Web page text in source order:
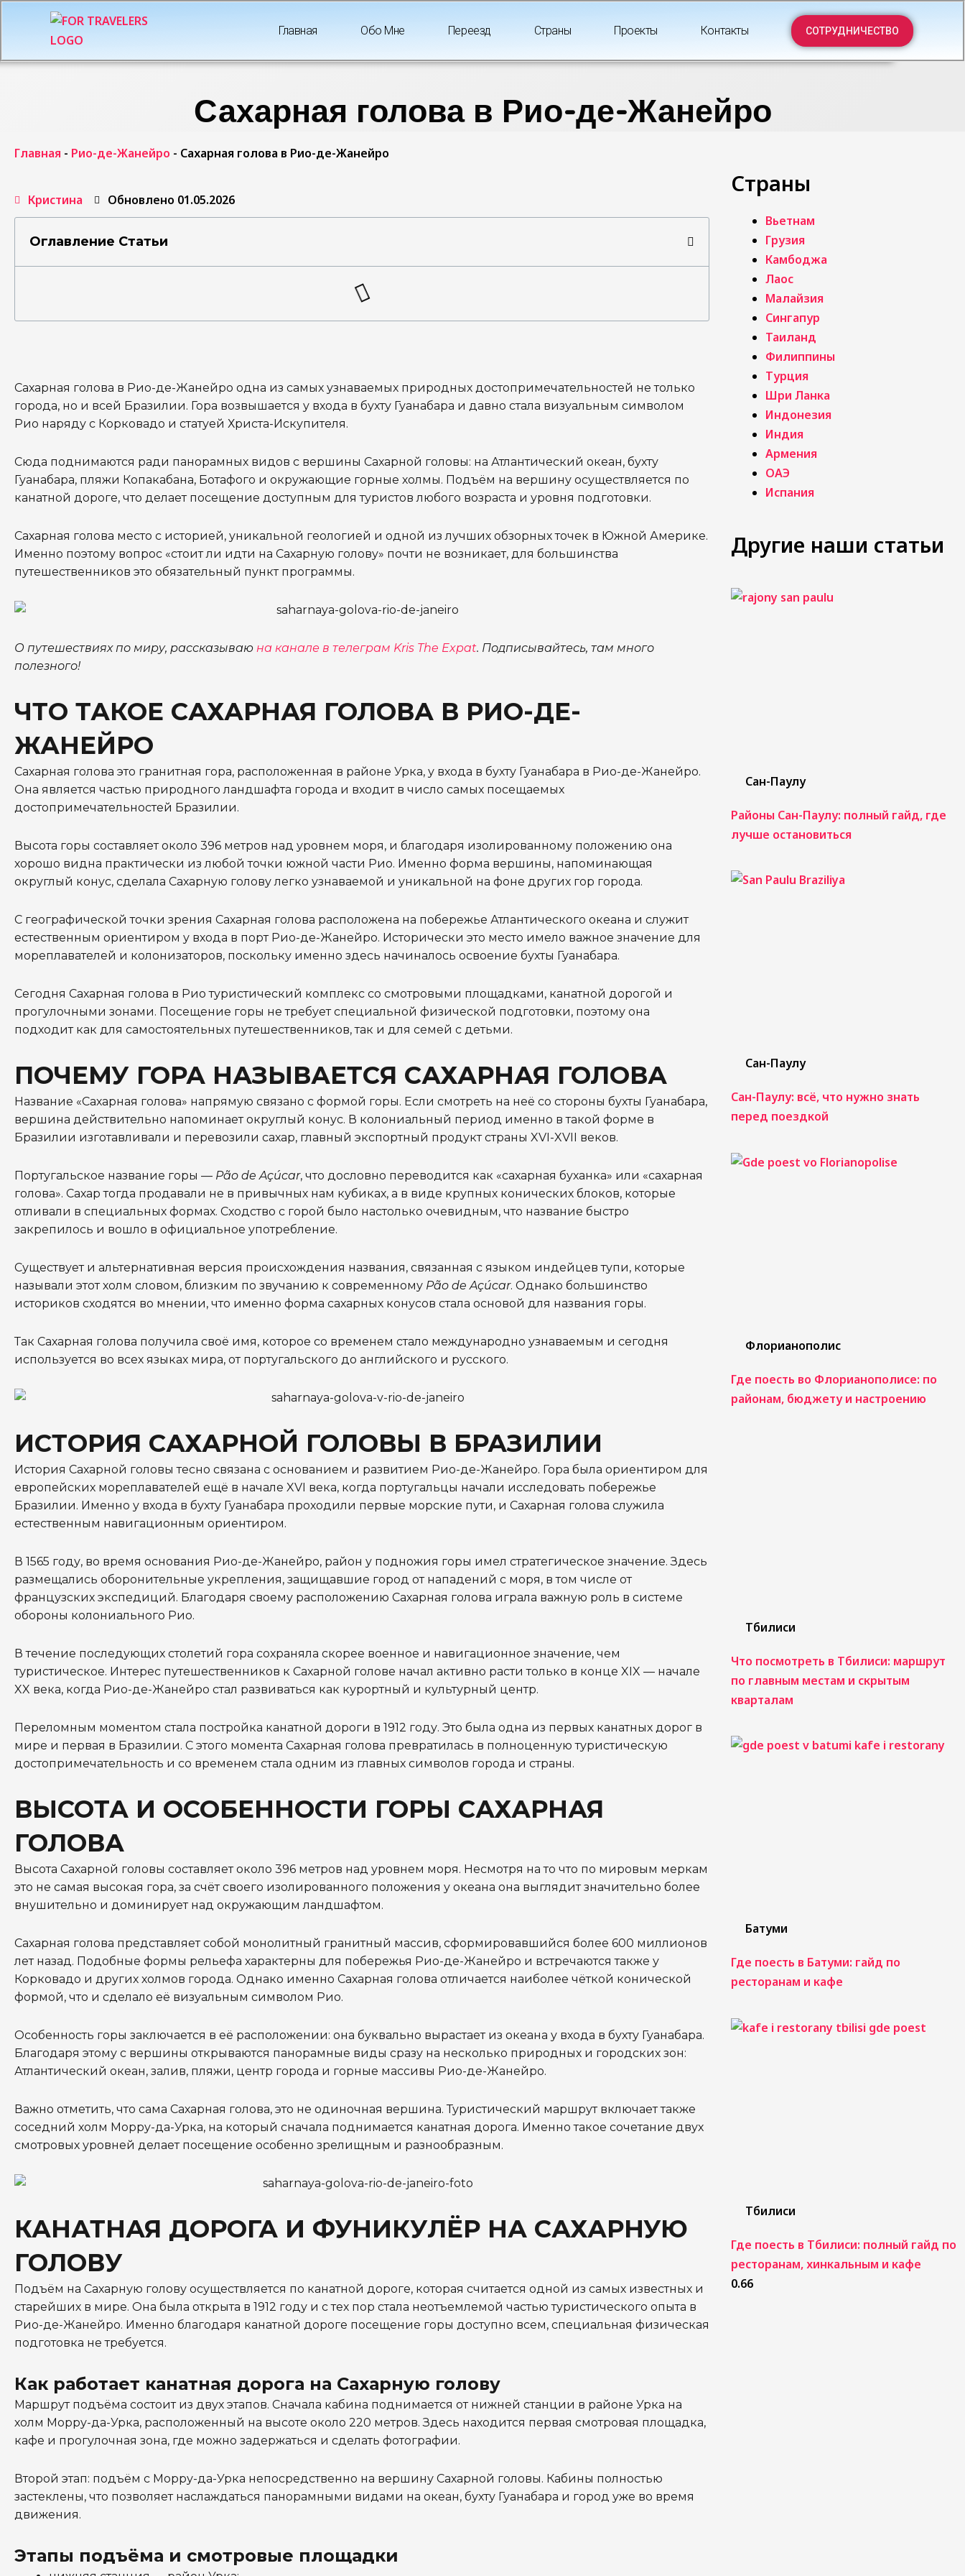
Главная Обо Мне Переезд Страны Проекты Контакты СОТРУДНИЧЕСТВО
Сахарная голова в Рио-де-Жанейро
Главная - Рио-де-Жанейро - Сахарная голова в Рио-де-Жанейро
Кристина Обновлено 01.05.2026
Оглавление Статьи
Сахарная голова в Рио-де-Жанейро одна из самых узнаваемых природных достопримечательностей не только
города, но и всей Бразилии. Гора возвышается у входа в бухту Гуанабара и давно стала визуальным символом
Рио наряду с Корковадо и статуей Христа-Искупителя.
Сюда поднимаются ради панорамных видов с вершины Сахарной головы: на Атлантический океан, бухту
Гуанабара, пляжи Копакабана, Ботафого и окружающие горные холмы. Подъём на вершину осуществляется по
канатной дороге, что делает посещение доступным для туристов любого возраста и уровня подготовки.
Сахарная голова место с историей, уникальной геологией и одной из лучших обзорных точек в Южной Америке.
Именно поэтому вопрос «стоит ли идти на Сахарную голову» почти не возникает, для большинства
путешественников это обязательный пункт программы.
О путешествиях по миру, рассказываю на канале в телеграм Kris The Expat. Подписывайтесь, там много
полезного!
ЧТО ТАКОЕ САХАРНАЯ ГОЛОВА В РИО-ДЕ-
ЖАНЕЙРО
Сахарная голова это гранитная гора, расположенная в районе Урка, у входа в бухту Гуанабара в Рио-де-Жанейро.
Она является частью природного ландшафта города и входит в число самых посещаемых
достопримечательностей Бразилии.
Высота горы составляет около 396 метров над уровнем моря, и благодаря изолированному положению она
хорошо видна практически из любой точки южной части Рио. Именно форма вершины, напоминающая
округлый конус, сделала Сахарную голову легко узнаваемой и уникальной на фоне других гор города.
С географической точки зрения Сахарная голова расположена на побережье Атлантического океана и служит
естественным ориентиром у входа в порт Рио-де-Жанейро. Исторически это место имело важное значение для
мореплавателей и колонизаторов, поскольку именно здесь начиналось освоение бухты Гуанабара.
Сегодня Сахарная голова в Рио туристический комплекс со смотровыми площадками, канатной дорогой и
прогулочными зонами. Посещение горы не требует специальной физической подготовки, поэтому она
подходит как для самостоятельных путешественников, так и для семей с детьми.
ПОЧЕМУ ГОРА НАЗЫВАЕТСЯ САХАРНАЯ ГОЛОВА
Название «Сахарная голова» напрямую связано с формой горы. Если смотреть на неё со стороны бухты Гуанабара,
вершина действительно напоминает округлый конус. В колониальный период именно в такой форме в
Бразилии изготавливали и перевозили сахар, главный экспортный продукт страны XVI-XVII веков.
Португальское название горы — Pão de Açúcar, что дословно переводится как «сахарная буханка» или «сахарная
голова». Сахар тогда продавали не в привычных нам кубиках, а в виде крупных конических блоков, которые
отливали в специальных формах. Сходство с горой было настолько очевидным, что название быстро
закрепилось и вошло в официальное употребление.
Существует и альтернативная версия происхождения названия, связанная с языком индейцев тупи, которые
называли этот холм словом, близким по звучанию к современному Pão de Açúcar. Однако большинство
историков сходятся во мнении, что именно форма сахарных конусов стала основой для названия горы.
Так Сахарная голова получила своё имя, которое со временем стало международно узнаваемым и сегодня
используется во всех языках мира, от португальского до английского и русского.
ИСТОРИЯ САХАРНОЙ ГОЛОВЫ В БРАЗИЛИИ
История Сахарной головы тесно связана с основанием и развитием Рио-де-Жанейро. Гора была ориентиром для
европейских мореплавателей ещё в начале XVI века, когда португальцы начали исследовать побережье
Бразилии. Именно у входа в бухту Гуанабара проходили первые морские пути, и Сахарная голова служила
естественным навигационным ориентиром.
В 1565 году, во время основания Рио-де-Жанейро, район у подножия горы имел стратегическое значение. Здесь
размещались оборонительные укрепления, защищавшие город от нападений с моря, в том числе от
французских экспедиций. Благодаря своему расположению Сахарная голова играла важную роль в системе
обороны колониального Рио.
В течение последующих столетий гора сохраняла скорее военное и навигационное значение, чем
туристическое. Интерес путешественников к Сахарной голове начал активно расти только в конце XIX — начале
XX века, когда Рио-де-Жанейро стал развиваться как курортный и культурный центр.
Переломным моментом стала постройка канатной дороги в 1912 году. Это была одна из первых канатных дорог в
мире и первая в Бразилии. С этого момента Сахарная голова превратилась в полноценную туристическую
достопримечательность и со временем стала одним из главных символов города и страны.
ВЫСОТА И ОСОБЕННОСТИ ГОРЫ САХАРНАЯ
ГОЛОВА
Высота Сахарной головы составляет около 396 метров над уровнем моря. Несмотря на то что по мировым меркам
это не самая высокая гора, за счёт своего изолированного положения у океана она выглядит значительно более
внушительно и доминирует над окружающим ландшафтом.
Сахарная голова представляет собой монолитный гранитный массив, сформировавшийся более 600 миллионов
лет назад. Подобные формы рельефа характерны для побережья Рио-де-Жанейро и встречаются также у
Корковадо и других холмов города. Однако именно Сахарная голова отличается наиболее чёткой конической
формой, что и сделало её визуальным символом Рио.
Особенность горы заключается в её расположении: она буквально вырастает из океана у входа в бухту Гуанабара.
Благодаря этому с вершины открываются панорамные виды сразу на несколько природных и городских зон:
Атлантический океан, залив, пляжи, центр города и горные массивы Рио-де-Жанейро.
Важно отметить, что сама Сахарная голова, это не одиночная вершина. Туристический маршрут включает также
соседний холм Морру-да-Урка, на который сначала поднимается канатная дорога. Именно такое сочетание двух
смотровых уровней делает посещение особенно зрелищным и разнообразным.
КАНАТНАЯ ДОРОГА И ФУНИКУЛЁР НА САХАРНУЮ
ГОЛОВУ
Подъём на Сахарную голову осуществляется по канатной дороге, которая считается одной из самых известных и
старейших в мире. Она была открыта в 1912 году и с тех пор стала неотъемлемой частью туристического опыта в
Рио-де-Жанейро. Именно благодаря канатной дороге посещение горы доступно всем, специальная физическая
подготовка не требуется.
Как работает канатная дорога на Сахарную голову
Маршрут подъёма состоит из двух этапов. Сначала кабина поднимается от нижней станции в районе Урка на
холм Морру-да-Урка, расположенный на высоте около 220 метров. Здесь находится первая смотровая площадка,
кафе и прогулочная зона, где можно задержаться и сделать фотографии.
Второй этап: подъём с Морру-да-Урка непосредственно на вершину Сахарной головы. Кабины полностью
застеклены, что позволяет наслаждаться панорамными видами на океан, бухту Гуанабара и город уже во время
движения.
Этапы подъёма и смотровые площадки
Страны
Вьетнам
Грузия
Камбоджа
Лаос
Малайзия
Сингапур
Таиланд
Филиппины
Турция
Шри Ланка
Индонезия
Индия
Армения
ОАЭ
Испания
Другие наши статьи
Сан-Паулу
Районы Сан-Паулу: полный гайд, где
лучше остановиться
Сан-Паулу
Сан-Паулу: всё, что нужно знать
перед поездкой
Флорианополис
Где поесть во Флорианополисе: по
районам, бюджету и настроению
Тбилиси
Что посмотреть в Тбилиси: маршрут
по главным местам и скрытым
кварталам
Батуми
Где поесть в Батуми: гайд по
ресторанам и кафе
Тбилиси
Где поесть в Тбилиси: полный гайд по
ресторанам, хинкальным и кафе